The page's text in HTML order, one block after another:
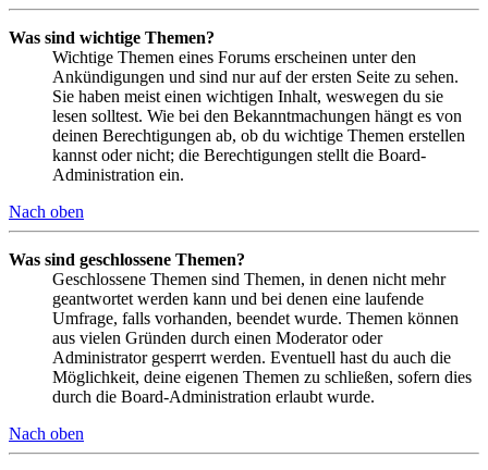
Was sind wichtige Themen?
Wichtige Themen eines Forums erscheinen unter den
Ankündigungen und sind nur auf der ersten Seite zu sehen.
Sie haben meist einen wichtigen Inhalt, weswegen du sie
lesen solltest. Wie bei den Bekanntmachungen hängt es von
deinen Berechtigungen ab, ob du wichtige Themen erstellen
kannst oder nicht; die Berechtigungen stellt die Board-
Administration ein.
Nach oben
Was sind geschlossene Themen?
Geschlossene Themen sind Themen, in denen nicht mehr
geantwortet werden kann und bei denen eine laufende
Umfrage, falls vorhanden, beendet wurde. Themen können
aus vielen Gründen durch einen Moderator oder
Administrator gesperrt werden. Eventuell hast du auch die
Möglichkeit, deine eigenen Themen zu schließen, sofern dies
durch die Board-Administration erlaubt wurde.
Nach oben